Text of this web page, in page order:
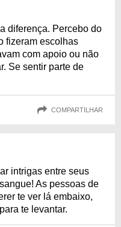
diferença. Percebo do
fizeram escolhas
com apoio ou não
Se sentir parte de
COMPARTILHAR
intrigas entre seus
As pessoas de
te ver lá embaixo,
te levantar.